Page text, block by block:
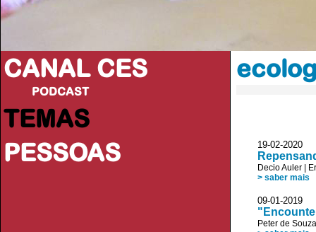
CANAL CES
PODCAST
TEMAS
PESSOAS
19-02-
Decio Auler
> saber mais
09-01-
Peter de Souza